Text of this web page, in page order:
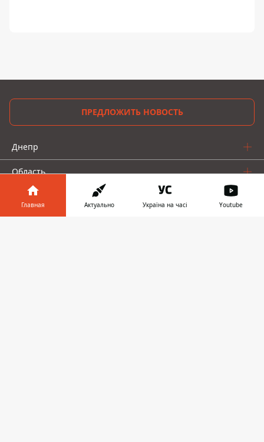
ПРЕДЛОЖИТЬ НОВОСТЬ
Днепр
Область
Украина
Главная Актуально Україна на часі Youtube